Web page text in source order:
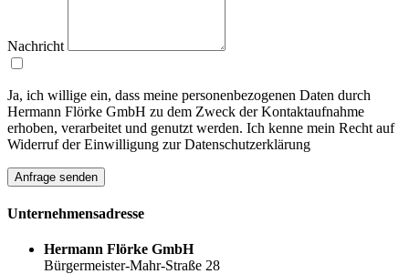
Nachricht
Ja, ich willige ein, dass meine personenbezogenen Daten durch
Hermann Flörke GmbH zu dem Zweck der Kontaktaufnahme
erhoben, verarbeitet und genutzt werden. Ich kenne mein Recht auf
Widerruf der Einwilligung zur Datenschutzerklärung
Anfrage senden
Unternehmensadresse
Hermann Flörke GmbH
Bürgermeister-Mahr-Straße 28